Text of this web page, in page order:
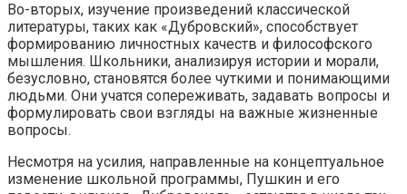
Во-вторых, изучение произведений классической
литературы, таких как «Дубровский», способствует
формированию личностных качеств и философского
мышления. Школьники, анализируя истории и морали,
безусловно, становятся более чуткими и понимающими
людьми. Они учатся сопереживать, задавать вопросы и
формулировать свои взгляды на важные жизненные
вопросы.
Несмотря на усилия, направленные на концептуальное
изменение школьной программы, Пушкин и его